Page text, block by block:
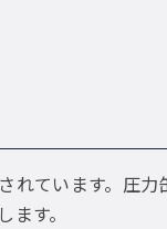
れています。圧
す。